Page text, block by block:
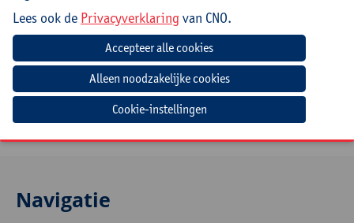
Beheers je de basis nog onvoldoende of wil je deze
opfrissen, dan kan je deelnemen aan
beginners(LINK OND/132) ofExcel voor gevorderden
(LINK OND/134).
Navigatie
Lees ook de Privacyverklaring van CNO.
Cookie-instellingen